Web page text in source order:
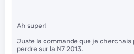
Ah super!
Juste la commande que je cherchais
perdre sur la N7 2013.